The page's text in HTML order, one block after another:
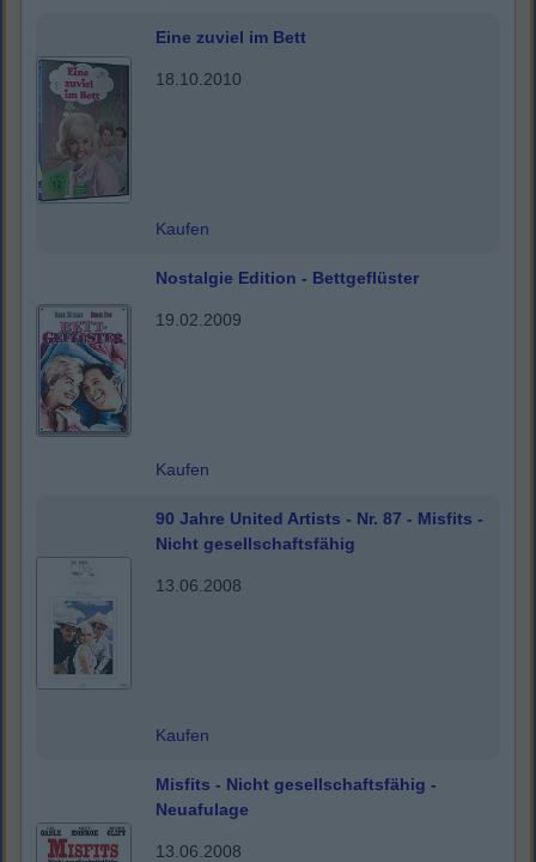
Eine zuviel im Bett
18.10.2010
Kaufen
Nostalgie Edition - Bettgeflüster
19.02.2009
Kaufen
90 Jahre United Artists - Nr. 87 - Misfits -
Nicht gesellschaftsfähig
13.06.2008
Kaufen
Misfits - Nicht gesellschaftsfähig -
Neuafulage
13.06.2008